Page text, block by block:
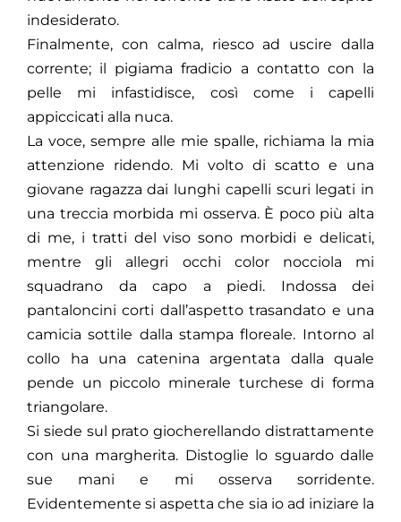
indesiderato.
Finalmente, con calma, riesco ad uscire dalla
corrente; il pigiama fradicio a contatto con la
pelle mi infastidisce, così come i capelli
appiccicati alla nuca.
La voce, sempre alle mie spalle, richiama la mia
attenzione ridendo. Mi volto di scatto e una
giovane ragazza dai lunghi capelli scuri legati in
una treccia morbida mi osserva. È poco più alta
di me, i tratti del viso sono morbidi e delicati,
mentre gli allegri occhi color nocciola mi
squadrano da capo a piedi. Indossa dei
pantaloncini corti dall’aspetto trasandato e una
camicia sottile dalla stampa floreale. Intorno al
collo ha una catenina argentata dalla quale
pende un piccolo minerale turchese di forma
triangolare.
Si siede sul prato giocherellando distrattamente
con una margherita. Distoglie lo sguardo dalle
sue mani e mi osserva sorridente.
Evidentemente si aspetta che sia io ad iniziare la